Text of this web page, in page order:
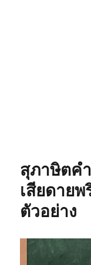
สุภาษิตค
เสียดาย
ตัวอย่าง